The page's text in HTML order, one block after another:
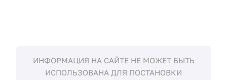
ИНФОРМАЦИЯ НА САЙТЕ НЕ МОЖЕТ БЫТЬ
ИСПОЛЬЗОВАНА ДЛЯ ПОСТАНОВКИ